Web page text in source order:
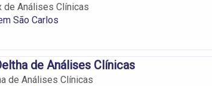
de Análises Clínicas
São Carlos
de Análises Clínicas
de Análises Clínicas